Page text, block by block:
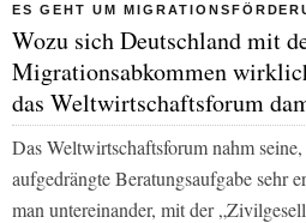
ES GEHT UM
Wozu sich Deutschland mit
Migrationsabkommen
das Weltwirtschaftsforum
Das Weltwirtschaftsforum nahm
aufgedrängte Beratungsaufgabe sehr
man untereinander, mit der